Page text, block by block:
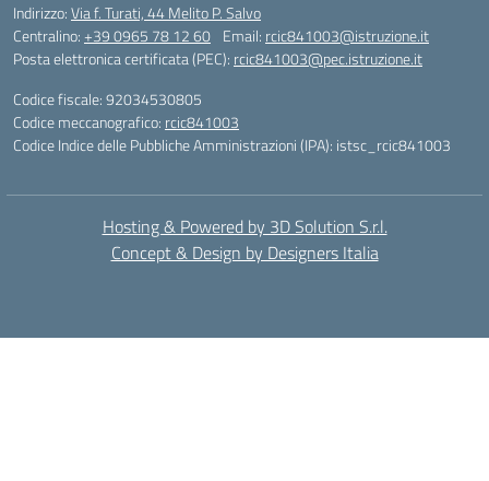
Indirizzo:Via f. Turati, 44 Melito P. Salvo
Centralino:+39 0965 78 12 60 Email: rcic841003@istruzione.it
Posta elettronica certificata (PEC): rcic841003@pec.istruzione.it
Codice fiscale: 92034530805
Codice meccanografico: rcic841003
Codice Indice delle Pubbliche Amministrazioni (IPA): istsc_rcic841003
Hosting & Powered by 3D Solution S.r.l.
Concept & Design by Designers Italia